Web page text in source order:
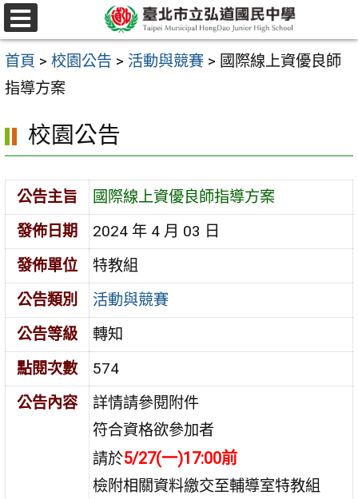
跳
至
主
要
容
區
選
單
首頁 > 校園公告 > 活動與競賽 > 國際線上資優良師
指導方案
校園公告
公告主旨
國際線上資優良師指導方案
發佈日期
2024 年 4 月 03 日
發佈單位
特教組
公告類別
活動與競賽
公告等級
轉知
點閱次數
574
公告內容
詳情請參閱附件
符合資格欲參加者
請於5/27(一)17:00前
檢附相關資料繳交至輔導室特教組